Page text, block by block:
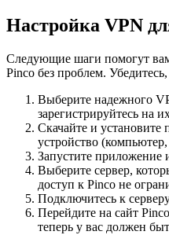
Настройка VPN
Следующие шаги помогут
Pinco без проблем.
Выберите надежного
зарегистрируйтесь на
Скачайте и
устройство
Запустите приложение
Выберите сервер,
доступ к Pinco не
Подключитесь к
Перейдите на сайт
теперь у вас должен